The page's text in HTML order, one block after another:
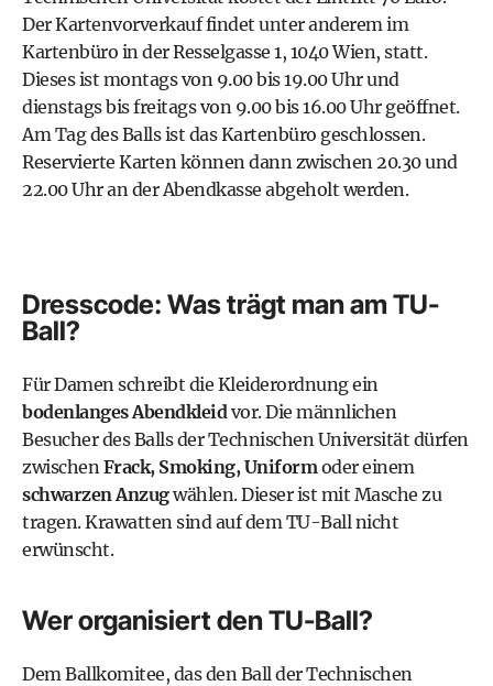
Der Kartenvorverkauf findet unter anderem im
Kartenbüro in der Resselgasse 1, 1040 Wien, statt.
Dieses ist montags von 9.00 bis 19.00 Uhr und
dienstags bis freitags von 9.00 bis 16.00 Uhr geöffnet.
Am Tag des Balls ist das Kartenbüro geschlossen.
Reservierte Karten können dann zwischen 20.30 und
22.00 Uhr an der Abendkasse abgeholt werden.
Dresscode: Was trägt man am TU-
Ball?
Für Damen schreibt die Kleiderordnung ein
bodenlanges Abendkleidvor. Die männlichen
Besucher des Balls der Technischen Universität dürfen
zwischenFrack, Smoking, Uniformoder einem
schwarzen Anzugwählen. Dieser ist mit Masche zu
tragen. Krawatten sind auf dem TU-Ball nicht
erwünscht.
Wer organisiert den TU-Ball?
Dem Ballkomitee, das den Ball der Technischen